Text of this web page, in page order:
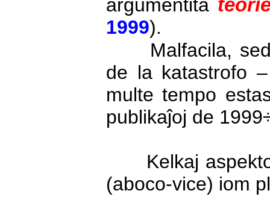
argumentita
1999).
Malfacila,
de la katastrofo
multe tempo
publikaĵoj de
Kelkaj
(aboco-vice) iom